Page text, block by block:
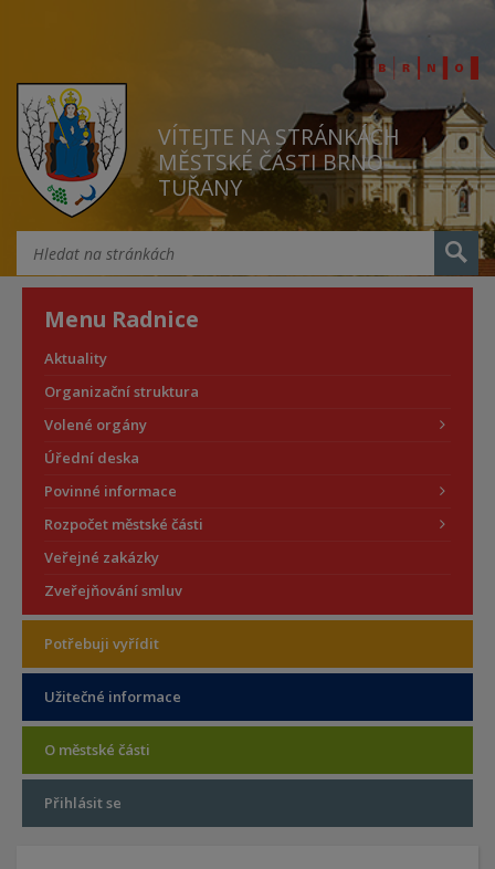
VÍTEJTE NA STRÁNKÁCH
MĚSTSKÉ ČÁSTI BRNO
TUŘANY
Menu Radnice
Aktuality
Organizační struktura
Volené orgány
Úřední deska
Povinné informace
Rozpočet městské části
Veřejné zakázky
Zveřejňování smluv
Potřebuji vyřídit
Užitečné informace
O městské části
Přihlásit se